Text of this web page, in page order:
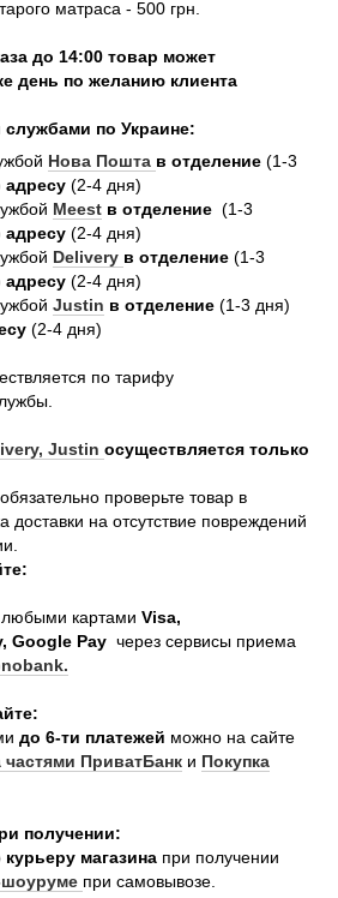
матраса - 500 грн.
до 14:00 товар может
день по желанию клиента
по Украине:
Нова Пошта в отделение (1-3
адресу (2-4 дня)
Meest в отделение (1-3
адресу (2-4 дня)
Delivery в отделение (1-3
адресу (2-4 дня)
Justin в отделение (1-3 дня)
(2-4 дня)
по тарифу
Justin осуществляется только
проверьте товар в
доставки на отсутствие повреждений
любыми картами Visa,
Google Pay через сервисы приема
до 6-ти платежей можно на сайте
частями ПриватБанк и Покупка
получении:
курьеру магазина при получении
шоуруме при самовывозе.